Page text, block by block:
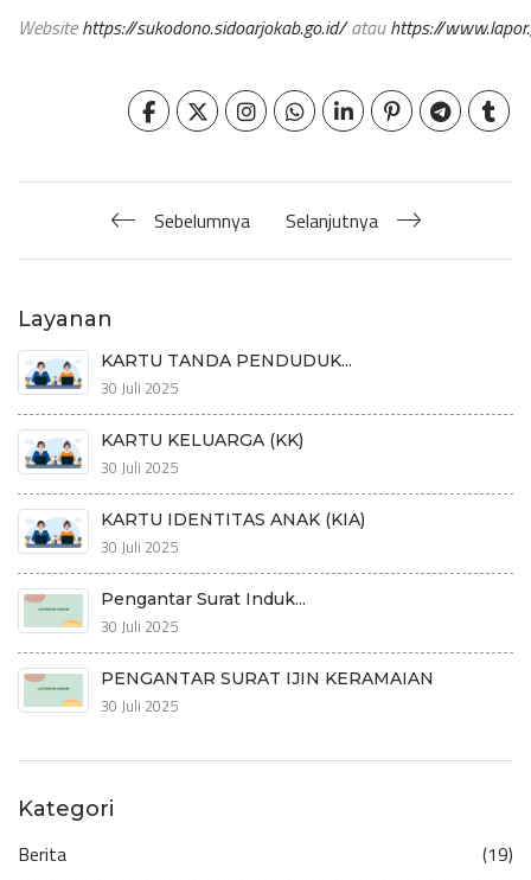
Websitehttps://sukodono.sidoarjokab.go.id/atauhttps://
Sebelumnya Selanjutnya
Layanan
KARTU TANDA PENDUDUK...
30 Juli 2025
KARTU KELUARGA (KK)
30 Juli 2025
KARTU IDENTITAS ANAK (KIA)
30 Juli 2025
Pengantar Surat Induk...
30 Juli 2025
PENGANTAR SURAT IJIN KERAMAIAN
30 Juli 2025
Kategori
Berita (19)